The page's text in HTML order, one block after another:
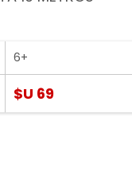
6+
$U 69